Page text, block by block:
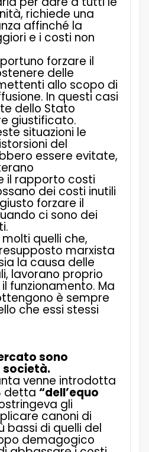
richiede una
affinché la
e i costi non
forzare il
delle
allo scopo di
In questi casi
dello Stato
giustificato.
situazioni le
del
essere evitate,
il rapporto costi
dei costi inutili
giusto forzare il
ci sono dei
quelli che,
marxista
la causa delle
lavorano proprio
funzionamento. Ma
è sempre
che essi stessi
sono
società.
venne introdotta
detta “dell’equo
gli
canoni di
di quelli del
demagogico